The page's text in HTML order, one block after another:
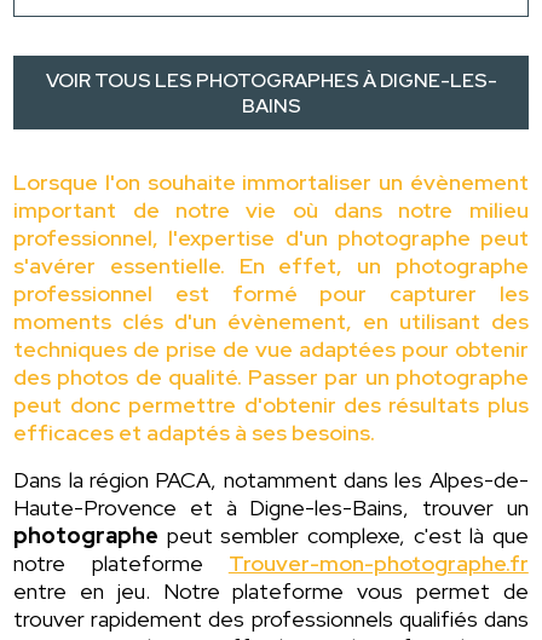
VOIR TOUS LES PHOTOGRAPHES À DIGNE-LES-
BAINS
Lorsque l'on souhaite immortaliser un évènement
important de notre vie où dans notre milieu
professionnel, l'expertise d'un photographe peut
s'avérer essentielle. En effet, un photographe
professionnel est formé pour capturer les
moments clés d'un évènement, en utilisant des
techniques de prise de vue adaptées pour obtenir
des photos de qualité. Passer par un photographe
peut donc permettre d'obtenir des résultats plus
efficaces et adaptés à ses besoins.
Dans la région PACA, notamment dans les Alpes-de-
Haute-Provence et à Digne-les-Bains, trouver un
photographe peut sembler complexe, c'est là que
notre plateforme Trouver-mon-photographe.fr
entre en jeu. Notre plateforme vous permet de
trouver rapidement des professionnels qualifiés dans